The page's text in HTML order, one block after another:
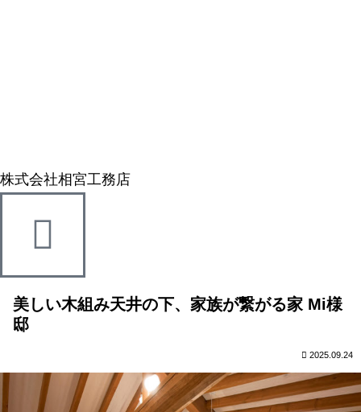
株式会社相宮工務店
美しい木組み天井の下、家族が繋がる家 Mi様
邸
2025.09.24